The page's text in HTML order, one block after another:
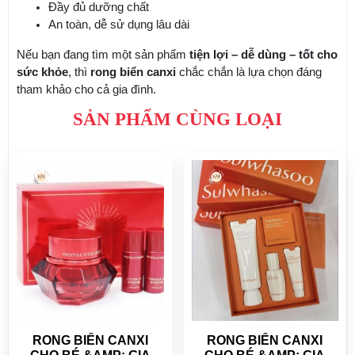
Đầy đủ dưỡng chất
An toàn, dễ sử dụng lâu dài
Nếu bạn đang tìm một sản phẩm tiện lợi – dễ dùng – tốt cho
sức khỏe, thì rong biển canxi chắc chắn là lựa chọn đáng
tham khảo cho cả gia đình.
SẢN PHẨM CÙNG LOẠI
RONG BIỂN CANXI
RONG BIỂN CANXI